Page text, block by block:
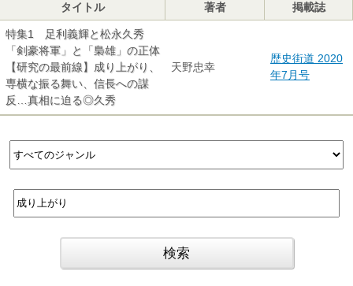
タイトル 著者 掲載誌
特集1 足利義輝と松永久秀
「剣豪将軍」と「梟雄」の正体
【研究の最前線】成り上がり、
専横な振る舞い、信長への謀
反…真相に迫る◎久秀
天野忠幸
歴史街道 2020
年7月号